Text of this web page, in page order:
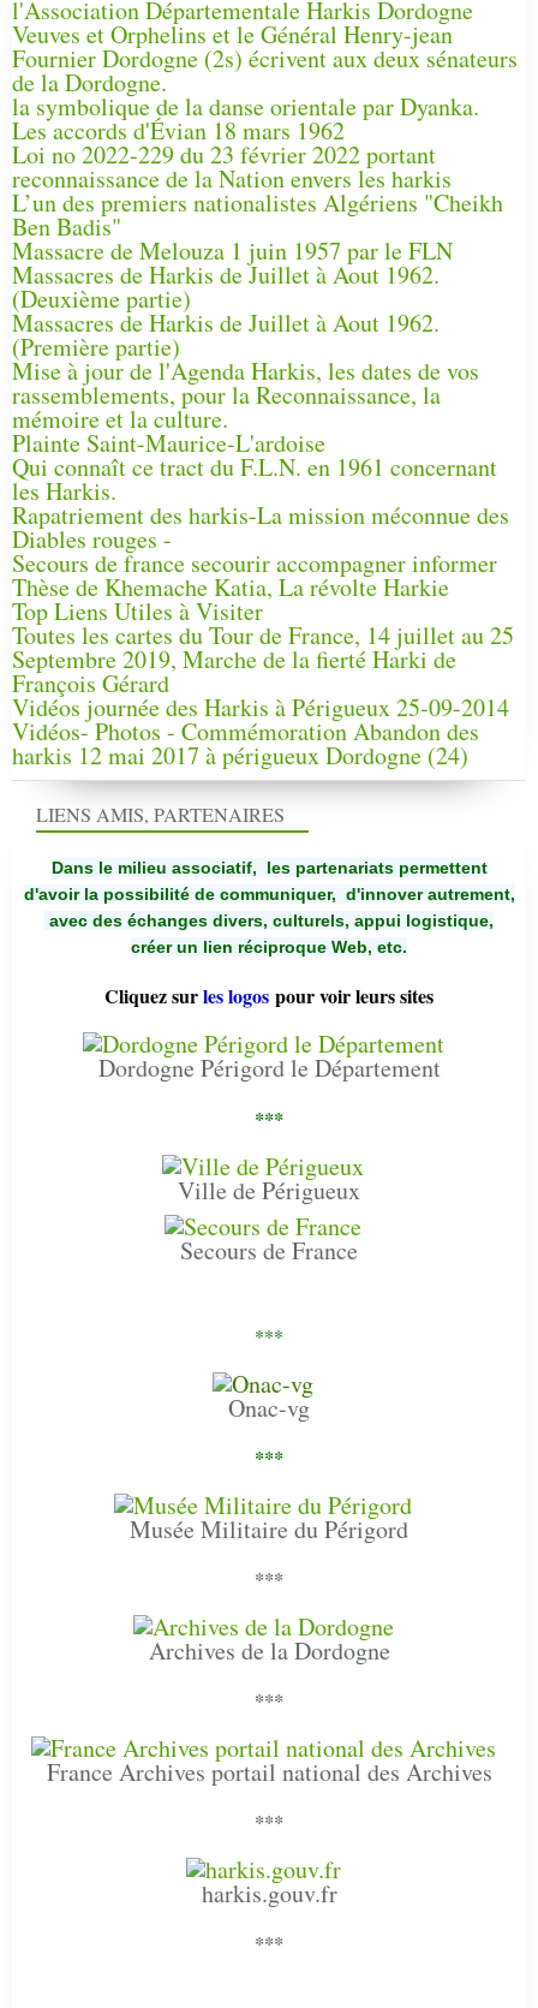
l'Association Départementale Harkis Dordogne
Veuves et Orphelins et le Général Henry-jean
Fournier Dordogne (2s) écrivent aux deux sénateurs
de la Dordogne.
la symbolique de la danse orientale par Dyanka.
Les accords d'Évian 18 mars 1962
Loi no 2022-229 du 23 février 2022 portant
reconnaissance de la Nation envers les harkis
L’un des premiers nationalistes Algériens "Cheikh
Ben Badis"
Massacre de Melouza 1 juin 1957 par le FLN
Massacres de Harkis de Juillet à Aout 1962.
(Deuxième partie)
Massacres de Harkis de Juillet à Aout 1962.
(Première partie)
Mise à jour de l'Agenda Harkis, les dates de vos
rassemblements, pour la Reconnaissance, la
mémoire et la culture.
Plainte Saint-Maurice-L'ardoise
Qui connaît ce tract du F.L.N. en 1961 concernant
les Harkis.
Rapatriement des harkis-La mission méconnue des
Diables rouges -
Secours de france secourir accompagner informer
Thèse de Khemache Katia, La révolte Harkie
Top Liens Utiles à Visiter
Toutes les cartes du Tour de France, 14 juillet au 25
Septembre 2019, Marche de la fierté Harki de
François Gérard
Vidéos journée des Harkis à Périgueux 25-09-2014
Vidéos- Photos - Commémoration Abandon des
harkis 12 mai 2017 à périgueux Dordogne (24)
LIENS AMIS, PARTENAIRES
Dans le milieu associatif, les partenariats permettent
d'avoir la possibilité de communiquer, d'innover autrement,
avec des échanges divers, culturels, appui logistique,
créer un lien réciproque Web, etc.
Cliquez surles logos pour voir leurs sites
Dordogne Périgord le Département
***
Ville de Périgueux
Secours de France
***
Onac-vg
***
Musée Militaire du Périgord
***
Archives de la Dordogne
***
France Archives portail national des Archives
***
harkis.gouv.fr
***